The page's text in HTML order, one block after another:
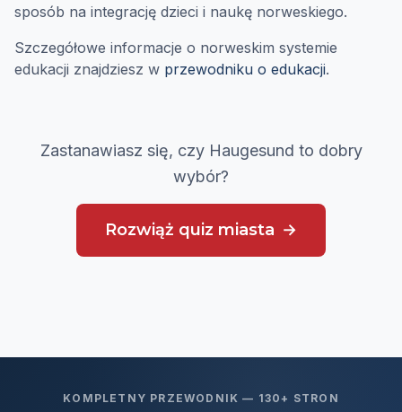
sposób na integrację dzieci i naukę norweskiego.
Szczegółowe informacje o norweskim systemie
edukacji znajdziesz w przewodniku o edukacji.
Zastanawiasz się, czy Haugesund to dobry
wybór?
Rozwiąż quiz miasta
KOMPLETNY PRZEWODNIK — 130+ STRON